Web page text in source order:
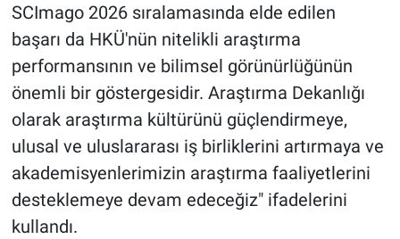
SCImago 2026 sıralamasında elde edilen
başarı da HKÜ'nün nitelikli araştırma
performansının ve bilimsel görünürlüğünün
önemli bir göstergesidir. Araştırma Dekanlığı
olarak araştırma kültürünü güçlendirmeye,
ulusal ve uluslararası iş birliklerini artırmaya ve
akademisyenlerimizin araştırma faaliyetlerini
desteklemeye devam edeceğiz" ifadelerini
kullandı.